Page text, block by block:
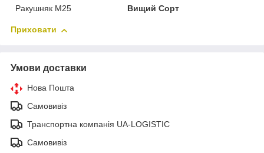
Ракушняк М25
Вищий Сорт
Приховати
Умови доставки
Нова Пошта
Самовивіз
Транспортна компанія UA-LOGISTIC
Самовивіз